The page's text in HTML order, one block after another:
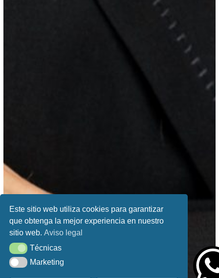
Este sitio web utiliza cookies para garantizar
que obtenga la mejor experiencia en nuestro
sitio web.Aviso legal
TécnicasTécnicas
MarketingMarketing